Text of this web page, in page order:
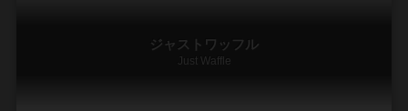
ジャストワッフル
Just Waffle